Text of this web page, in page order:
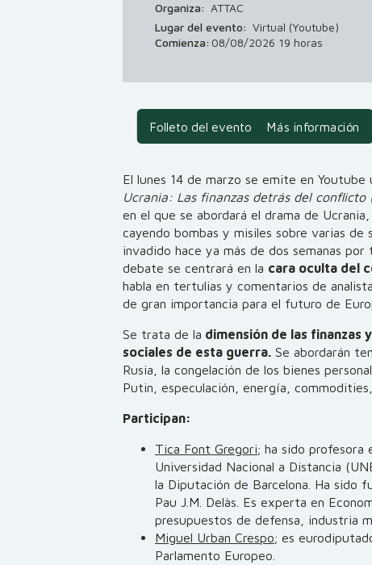
Organiza: ATTAC
Lugar del evento: Virtual (Youtube)
Comienza: 08/08/2026 19 horas
Folleto del evento Más información
El lunes 14 de marzo se emite en Youtube
Ucrania: Las finanzas detrás del
en el que se abordará el drama de
cayendo bombas y misiles sobre varias
invadido hace ya más de dos semanas por
debate se centrará en la cara oculta del
habla en tertulias y comentarios de
de gran importancia para el futuro de
Se trata de la dimensión de las finanzas
sociales de esta guerra. Se abordarán
Rusia, la congelación de los bienes
Putin, especulación, energía, commodities,
Participan:
Tica Font Gregori; ha sido profesora
Universidad Nacional a Distancia
la Diputación de Barcelona. Ha sido
Pau J.M. Delàs. Es experta en
presupuestos de defensa, industria
Miguel Urban Crespo; es
Parlamento Europeo.